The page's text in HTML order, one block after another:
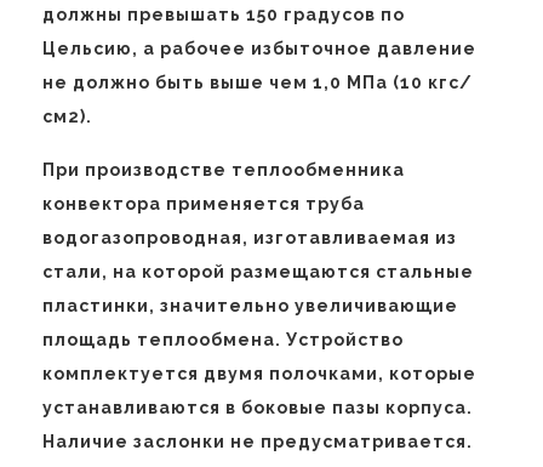
должны превышать 150 градусов по
Цельсию, а рабочее избыточное давление
не должно быть выше чем 1,0 МПа (10 кгс/
см2).
При производстве теплообменника
конвектора применяется труба
водогазопроводная, изготавливаемая из
стали, на которой размещаются стальные
пластинки, значительно увеличивающие
площадь теплообмена. Устройство
комплектуется двумя полочками, которые
устанавливаются в боковые пазы корпуса.
Наличие заслонки не предусматривается.